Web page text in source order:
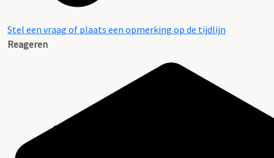
Stel een vraag of plaats een opmerking op de tijdlijn
Reageren